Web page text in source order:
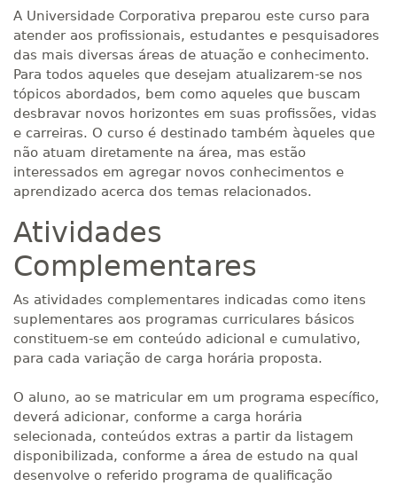
A Universidade Corporativa preparou este curso para
atender aos profissionais, estudantes e pesquisadores
das mais diversas áreas de atuação e conhecimento.
Para todos aqueles que desejam atualizarem-se nos
tópicos abordados, bem como aqueles que buscam
desbravar novos horizontes em suas profissões, vidas
e carreiras. O curso é destinado também àqueles que
não atuam diretamente na área, mas estão
interessados em agregar novos conhecimentos e
aprendizado acerca dos temas relacionados.
Atividades
Complementares
As atividades complementares indicadas como itens
suplementares aos programas curriculares básicos
constituem-se em conteúdo adicional e cumulativo,
para cada variação de carga horária proposta.
O aluno, ao se matricular em um programa específico,
deverá adicionar, conforme a carga horária
selecionada, conteúdos extras a partir da listagem
disponibilizada, conforme a área de estudo na qual
desenvolve o referido programa de qualificação